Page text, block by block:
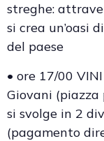
streghe:
si crea un’oasi
del paese
• ore 17/00 VINI
Giovani (piazza
si svolge in 2
(pagamento